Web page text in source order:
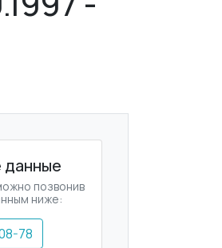
данные
позвонив
ниже:
78